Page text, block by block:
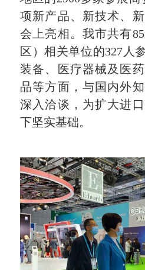
项新产品、新技术、
会上亮相。我市共有
区）相关单位的327人
装备、医疗器械及医
品等方面，与国内外
深入洽谈，为扩大进
下坚实基础。